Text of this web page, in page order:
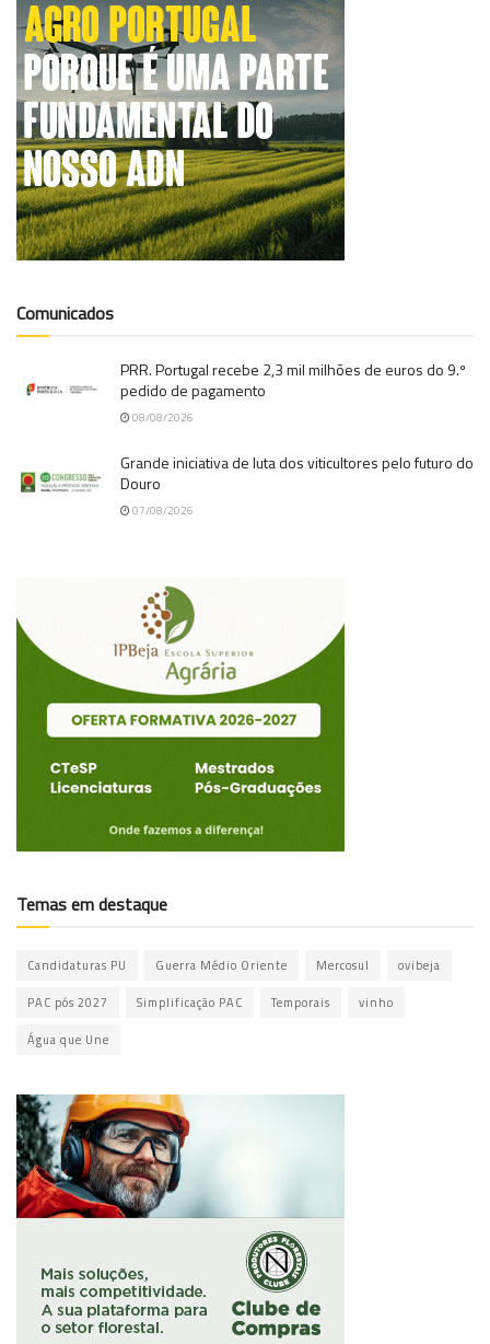
Comunicados
PRR. Portugal recebe 2,3 mil milhões de euros do 9.º
pedido de pagamento
08/08/2026
Grande iniciativa de luta dos viticultores pelo futuro do
Douro
07/08/2026
Temas em destaque
Candidaturas PU Guerra Médio Oriente Mercosul ovibeja
PAC pós 2027 Simplificação PAC Temporais vinho
Água que Une